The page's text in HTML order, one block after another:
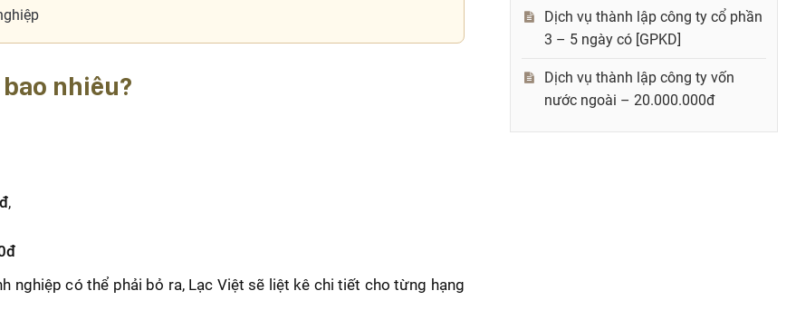
nhiêu?
,
nghiệp có thể phải bỏ ra, Lạc Việt sẽ liệt kê chi tiết cho từng hạng
Dịch vụ thành lập công ty cổ phần
3 – 5 ngày có [GPKD]
Dịch vụ thành lập công ty vốn
nước ngoài – 20.000.000đ